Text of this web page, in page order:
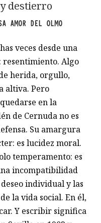
destierro
AMOR DEL OLMO
veces desde una
Algo
herida, orgullo,
altiva. Pero
en la
de Cernuda no es
Su amargura
es lucidez moral.
temperamento: es
incompatibilidad
individual y las
la vida social. En él,
Y escribir significa